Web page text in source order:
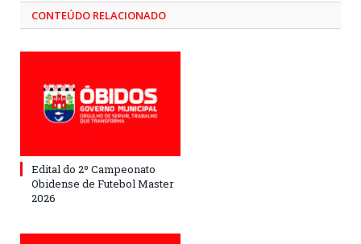
CONTEÚDO RELACIONADO
Edital do 2º Campeonato
Obidense de Futebol Master
2026